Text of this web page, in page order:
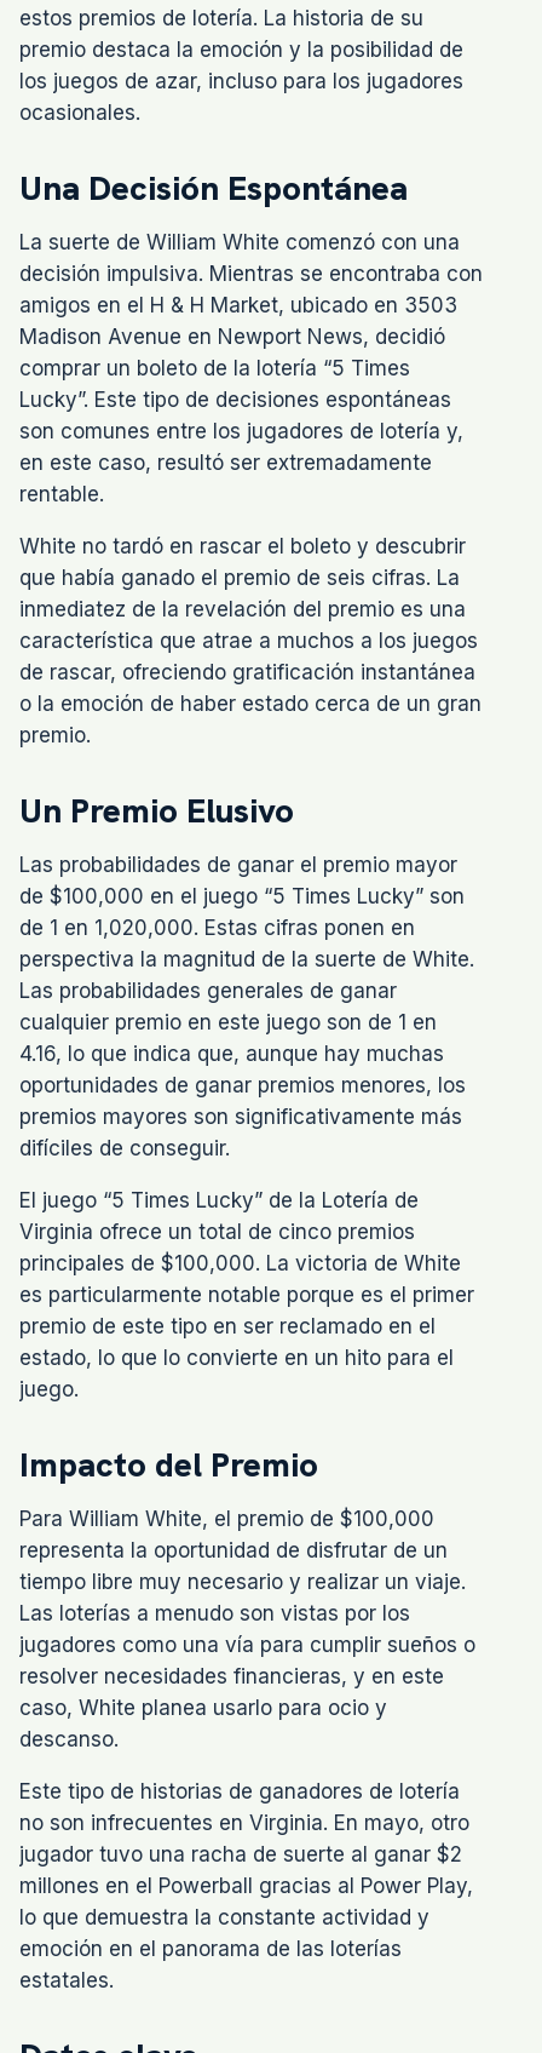
estos premios de lotería. La historia de su
premio destaca la emoción y la posibilidad de
los juegos de azar, incluso para los jugadores
ocasionales.
Una Decisión Espontánea
La suerte de William White comenzó con una
decisión impulsiva. Mientras se encontraba con
amigos en el H & H Market, ubicado en 3503
Madison Avenue en Newport News, decidió
comprar un boleto de la lotería “5 Times
Lucky”. Este tipo de decisiones espontáneas
son comunes entre los jugadores de lotería y,
en este caso, resultó ser extremadamente
rentable.
White no tardó en rascar el boleto y descubrir
que había ganado el premio de seis cifras. La
inmediatez de la revelación del premio es una
característica que atrae a muchos a los juegos
de rascar, ofreciendo gratificación instantánea
o la emoción de haber estado cerca de un gran
premio.
Un Premio Elusivo
Las probabilidades de ganar el premio mayor
de $100,000 en el juego “5 Times Lucky” son
de 1 en 1,020,000. Estas cifras ponen en
perspectiva la magnitud de la suerte de White.
Las probabilidades generales de ganar
cualquier premio en este juego son de 1 en
4.16, lo que indica que, aunque hay muchas
oportunidades de ganar premios menores, los
premios mayores son significativamente más
difíciles de conseguir.
El juego “5 Times Lucky” de la Lotería de
Virginia ofrece un total de cinco premios
principales de $100,000. La victoria de White
es particularmente notable porque es el primer
premio de este tipo en ser reclamado en el
estado, lo que lo convierte en un hito para el
juego.
Impacto del Premio
Para William White, el premio de $100,000
representa la oportunidad de disfrutar de un
tiempo libre muy necesario y realizar un viaje.
Las loterías a menudo son vistas por los
jugadores como una vía para cumplir sueños o
resolver necesidades financieras, y en este
caso, White planea usarlo para ocio y
descanso.
Este tipo de historias de ganadores de lotería
no son infrecuentes en Virginia. En mayo, otro
jugador tuvo una racha de suerte al ganar $2
millones en el Powerball gracias al Power Play,
lo que demuestra la constante actividad y
emoción en el panorama de las loterías
estatales.